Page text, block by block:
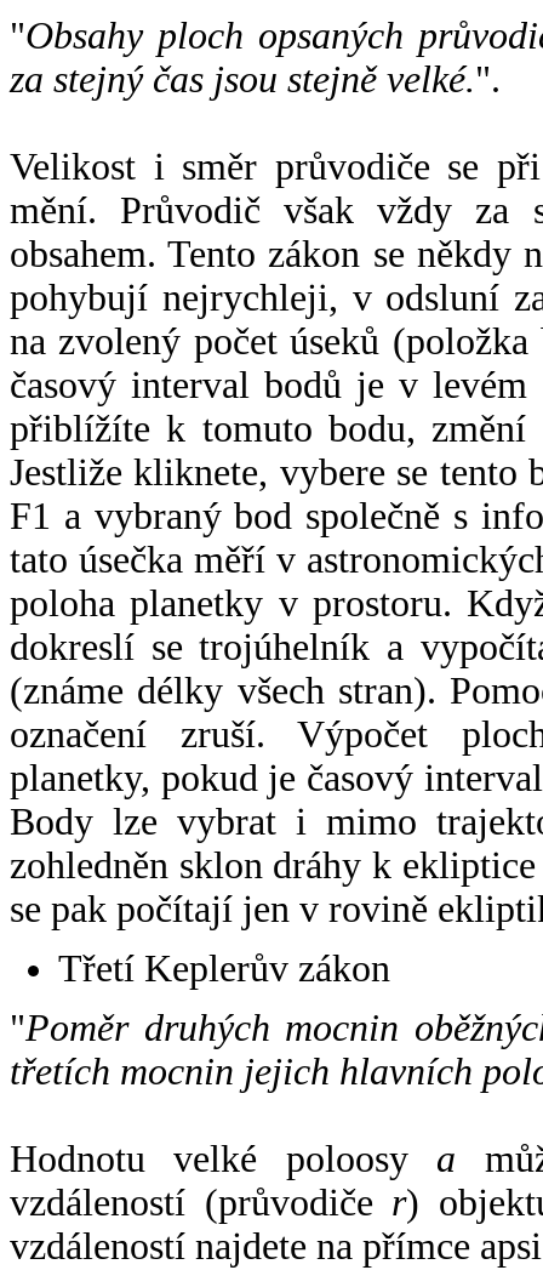
"Obsahy ploch opsaných
za stejný čas jsou stejně velké.".
Velikost i směr průvodiče se
mění. Průvodič však vždy za
obsahem. Tento zákon se někdy
pohybují nejrychleji, v odsluní
na zvolený počet úseků
časový interval bodů je v
přiblížíte k tomuto bodu,
Jestliže kliknete, vybere se tento
F1 a vybraný bod společně s
tato úsečka měří v
poloha planetky v prostoru.
dokreslí se trojúhelník a
(známe délky všech stran).
označení zruší. Výpočet
planetky, pokud je časový
Body lze vybrat i mimo
zohledněn sklon dráhy k
se pak počítají jen v rovině
Třetí Keplerův zákon
"Poměr druhých mocnin
třetích mocnin jejich hlavních
Hodnotu velké poloosy a
vzdáleností (průvodiče r)
vzdáleností najdete na přímce